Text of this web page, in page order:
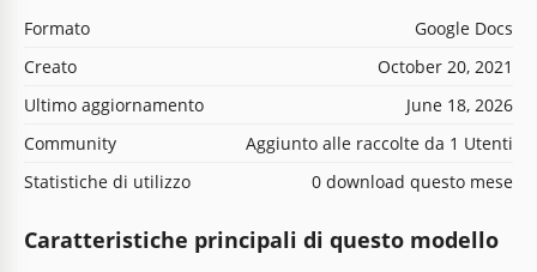
Formato
Google Docs
Creato
October 20, 2021
Ultimo aggiornamento
June 18, 2026
Community
Aggiunto alle raccolte da 1 Utenti
Statistiche di utilizzo
0 download questo mese
Caratteristiche principali di questo modello